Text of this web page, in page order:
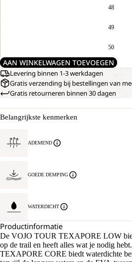
48
49
50
AAN WINKELWAGEN TOEVOEGEN
Levering binnen 1-3 werkdagen
Gratis verzending bij bestellingen van
Gratis retourneren binnen 30 dagen
Belangrijkste kenmerken
ADEMEND
GOEDE DEMPING
WATERDICHT
Productinformatie
De VOJO TOUR TEXAPORE LOW
op de trail en heeft alles wat je nodig
TEXAPORE CORE biedt waterdichte